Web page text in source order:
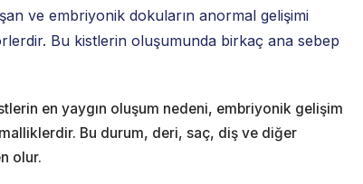
ve embriyonik dokuların anormal gelişimi
Bu kistlerin oluşumunda birkaç ana sebep
en yaygın oluşum nedeni, embriyonik gelişim
Bu durum, deri, saç, diş ve diğer
olur.